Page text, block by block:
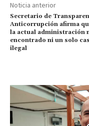
Noticia anterior
Secretario de
Anticorrupción afirma
la actual administración
encontrado ni un solo
ilegal